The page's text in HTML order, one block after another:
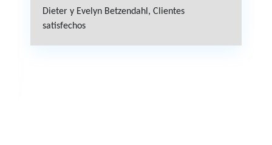
Dieter y Evelyn Betzendahl, Clientes
satisfechos